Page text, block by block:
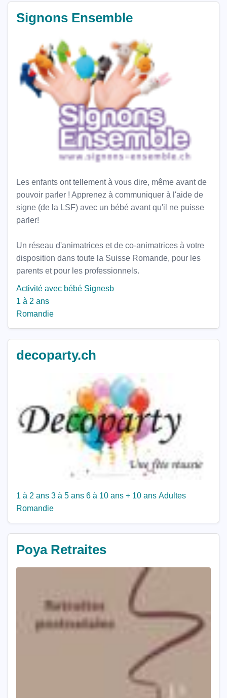
Signons Ensemble
Les enfants ont tellement à vous dire, même avant de
pouvoir parler ! Apprenez à communiquer à l'aide de
signe (de la LSF) avec un bébé avant qu'il ne puisse
parler!
Un réseau d'animatrices et de co-animatrices à votre
disposition dans toute la Suisse Romande, pour les
parents et pour les professionnels.
Activité avec bébé Signesb
1 à 2 ans
Romandie
decoparty.ch
1 à 2 ans 3 à 5 ans 6 à 10 ans + 10 ans Adultes
Romandie
Poya Retraites